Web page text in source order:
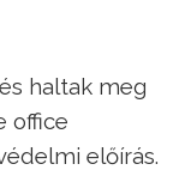
haltak meg
office
előírás.